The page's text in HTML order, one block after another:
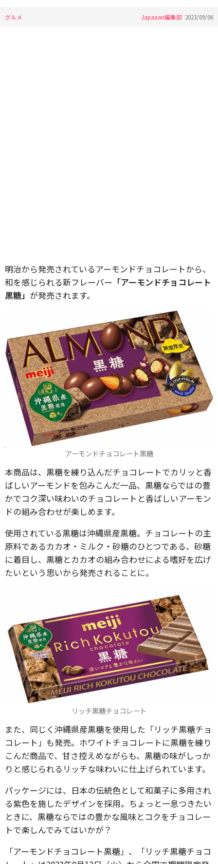
グルメ Japaaan編集部 2023/09/06
明治から発売されているアーモンドチョコレートから、
和を感じられる新フレーバー 「アーモンドチョコレート
黒糖」 が発売されます。
アーモンドチョコレート黒糖
本商品は、黒糖を練り込んだチョコレートでカリッと香
ばしいアーモンドを包みこんだ一品、黒糖ならではの豊
かでコク深い味わいのチョコレートと香ばしいアーモン
ドの組み合わせが楽しめます。
使用されている黒糖は沖縄県産黒糖。チョコレートの主
原料であるカカオ・ミルク・砂糖のひとつである、砂糖
に着目し、黒糖とカカオの組み合わせによる嗜好を広げ
たいという思いから発売されることに。
リッチ黒糖チョコレート
また、同じく沖縄県産黒糖を使用した「リッチ黒糖チョ
コレート」も発売。ホワイトチョコレートに黒糖を練り
こんだ商品で、甘さ控えめながらも、黒糖の味がしっか
りと感じられるリッチな味わいに仕上げられています。
パッケージには、日本の伝統色として和菓子に多用され
る紫色を施したデザインを採用。ちょっと一息つきたい
ときに、黒糖ならではの豊かな風味とコクをチョコレー
トで楽しんでみてはいかが？
「アーモンドチョコレート黒糖」、「リッチ黒糖チョコ